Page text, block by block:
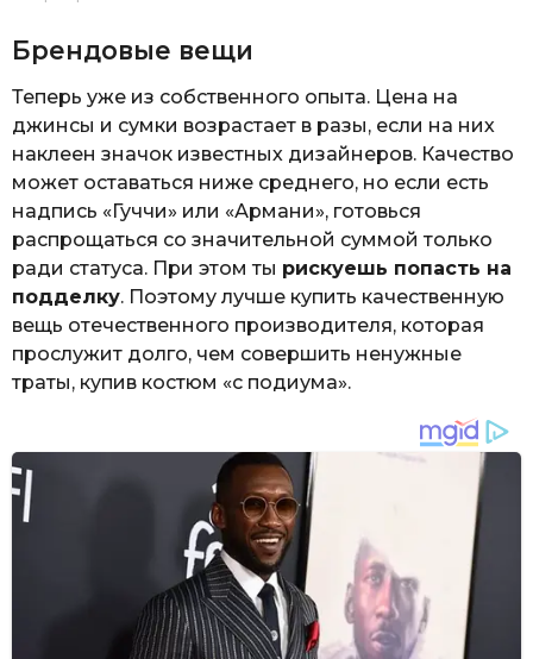
Брендовые вещи
Теперь уже из собственного опыта. Цена на
джинсы и сумки возрастает в разы, если на них
наклеен значок известных дизайнеров. Качество
может оставаться ниже среднего, но если есть
надпись «Гуччи» или «Армани», готовься
распрощаться со значительной суммой только
ради статуса. При этом ты рискуешь попасть на
подделку. Поэтому лучше купить качественную
вещь отечественного производителя, которая
прослужит долго, чем совершить ненужные
траты, купив костюм «с подиума».